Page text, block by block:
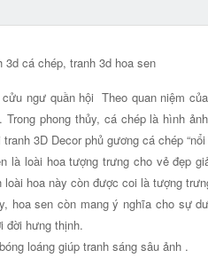
cá chép, tranh 3d hoa sen
cửu ngư quần hội Theo quan niệm
phong thủy, cá chép là hình
3D Decor phủ gương cá chép “nổi
là loài hoa tượng trưng cho vẻ đẹp
hoa này còn được coi là tượng
hoa sen còn mang ý nghĩa cho sự
đời hưng thịnh.
loáng giúp tranh sáng sâu ảnh .